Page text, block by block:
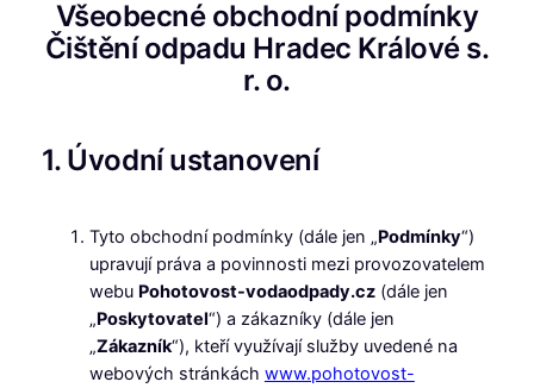
Všeobecné obchodní podmínky
Čištění odpadu Hradec Králové s.
r. o.
1. Úvodní ustanovení
Tyto obchodní podmínky (dále jen „Podmínky“)
upravují práva a povinnosti mezi provozovatelem
webu Pohotovost-vodaodpady.cz(dále jen
„Poskytovatel“) a zákazníky (dále jen
„Zákazník“), kteří využívají služby uvedené na
webových stránkách www.pohotovost-